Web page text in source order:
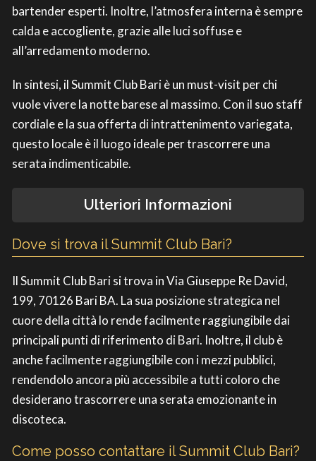
bartender esperti. Inoltre, l’atmosfera interna è sempre
calda e accogliente, grazie alle luci soffuse e
all’arredamento moderno.
In sintesi, il Summit Club Bari è un must-visit per chi
vuole vivere la notte barese al massimo. Con il suo staff
cordiale e la sua offerta di intrattenimento variegata,
questo locale è il luogo ideale per trascorrere una
serata indimenticabile.
Ulteriori Informazioni
Dove si trova il Summit Club Bari?
Il Summit Club Bari si trova in Via Giuseppe Re David,
199, 70126 Bari BA. La sua posizione strategica nel
cuore della città lo rende facilmente raggiungibile dai
principali punti di riferimento di Bari. Inoltre, il club è
anche facilmente raggiungibile con i mezzi pubblici,
rendendolo ancora più accessibile a tutti coloro che
desiderano trascorrere una serata emozionante in
discoteca.
Come posso contattare il Summit Club Bari?